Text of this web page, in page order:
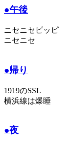
●午後
ニセニセピッピ
ニセニセ
●帰り
1919のSSL
横浜線は爆睡
●夜